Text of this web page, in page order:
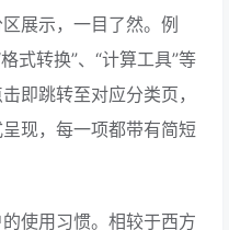
展示，一目了然。例
式转换”、“计算工具”等
即跳转至对应分类页，
现，每一项都带有简短
使用习惯。相较于西方